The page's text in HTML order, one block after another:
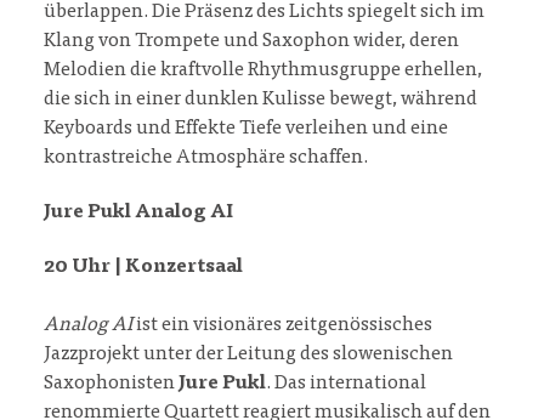
überlappen. Die Präsenz des Lichts spiegelt sich im
Klang von Trompete und Saxophon wider, deren
Melodien die kraftvolle Rhythmusgruppe erhellen,
die sich in einer dunklen Kulisse bewegt, während
Keyboards und Effekte Tiefe verleihen und eine
kontrastreiche Atmosphäre schaffen.
Jure Pukl Analog AI
20 Uhr | Konzertsaal
Analog AIist ein visionäres zeitgenössisches
Jazzprojekt unter der Leitung des slowenischen
SaxophonistenJure Pukl. Das international
renommierte Quartett reagiert musikalisch auf den